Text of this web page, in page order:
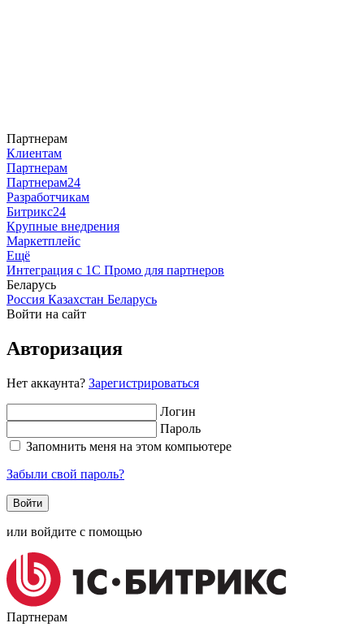
Партнерам
Клиентам
Партнерам
Партнерам24
Разработчикам
Битрикс24
Крупные внедрения
Маркетплейс
Ещё
Интеграция с 1С Промо для партнеров
Беларусь
Россия Казахстан Беларусь
Войти на сайт
Авторизация
Нет аккаунта? Зарегистрироваться
Логин
Пароль
Запомнить меня на этом компьютере
Забыли свой пароль?
или войдите с помощью
Партнерам